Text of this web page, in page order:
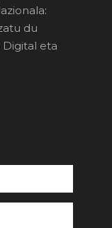
du
Digital eta